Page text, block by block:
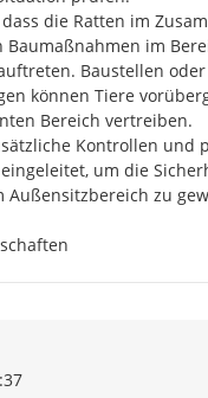
dass die Ratten im
Baumaßnahmen im
Baustellen oder
können Tiere
Bereich vertreiben.
Kontrollen und
um die
Außensitzbereich zu
Zur Äußerung